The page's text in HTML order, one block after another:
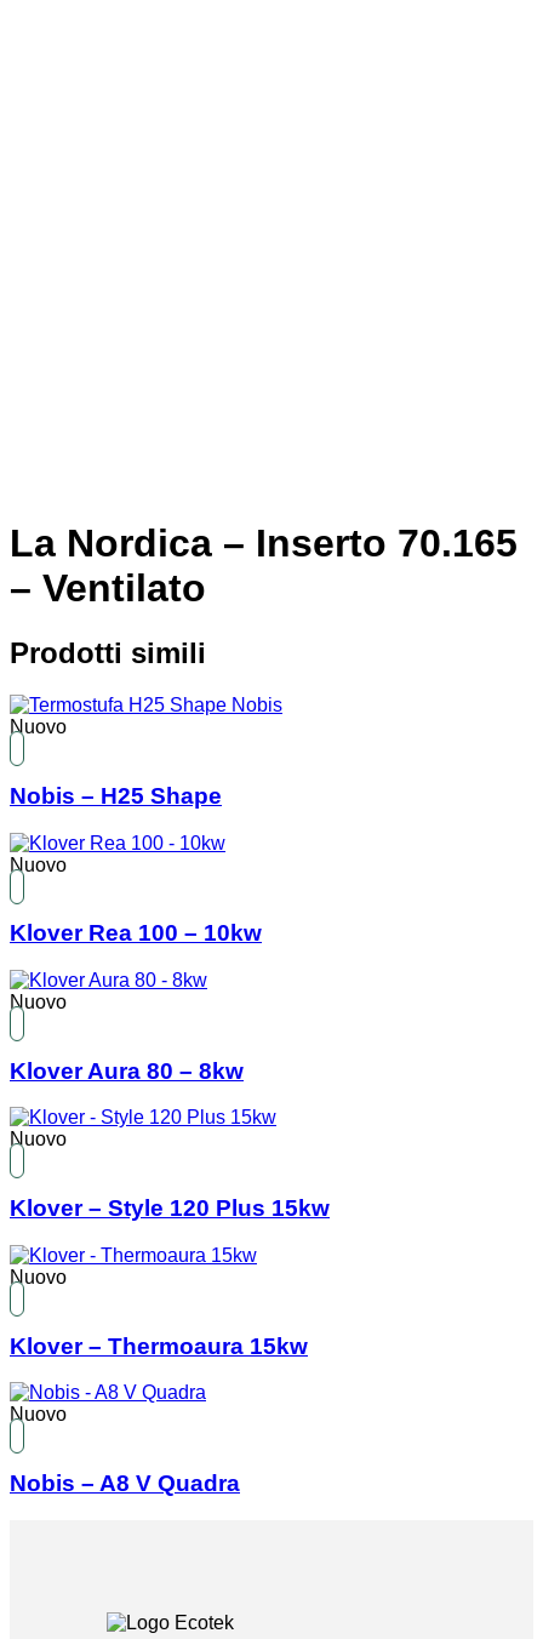
La Nordica – Inserto 70.165
– Ventilato
Prodotti simili
Nuovo
Nobis – H25 Shape
Nuovo
Klover Rea 100 – 10kw
Nuovo
Klover Aura 80 – 8kw
Nuovo
Klover – Style 120 Plus 15kw
Nuovo
Klover – Thermoaura 15kw
Nuovo
Nobis – A8 V Quadra